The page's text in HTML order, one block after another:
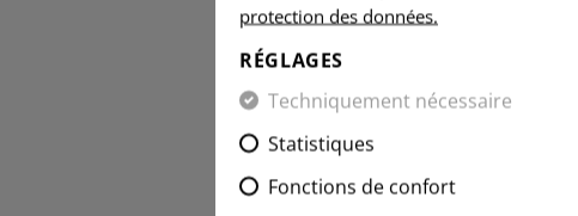
ÉVALUATIONS
Aucune évaluation n'a
avec les autres.
protection des données.
RÉGLAGES
Techniquement nécessaire
Statistiques
Fonctions de confort